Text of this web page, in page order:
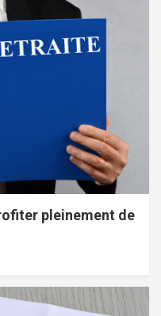
pleinement de